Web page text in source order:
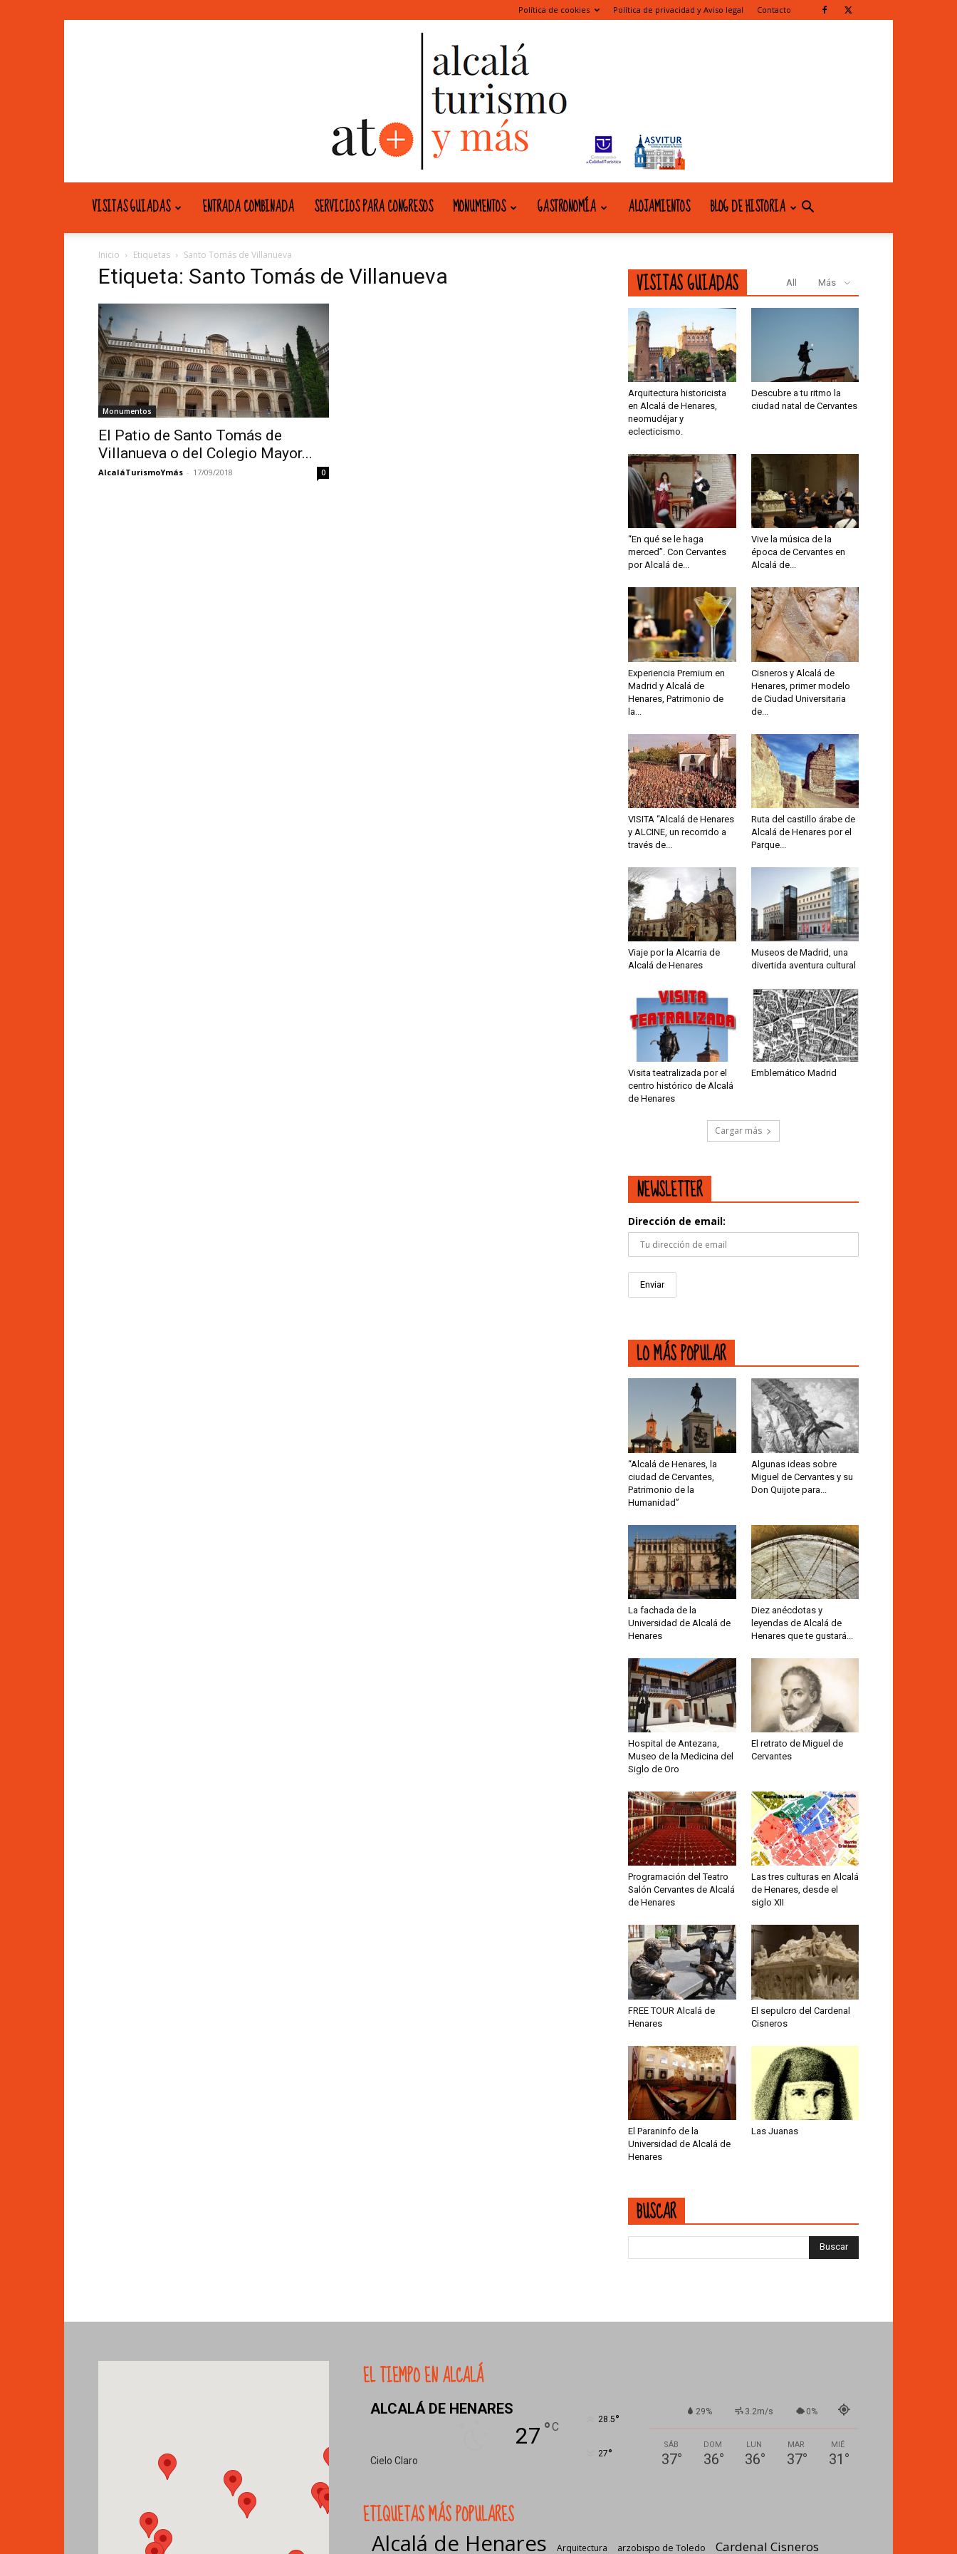
Política de cookies Política de privacidad y Aviso legal Contacto
VISITAS GUIADAS ENTRADA COMBINADA SERVICIOS PARA CONGRESOS MONUMENTOS GASTRONOMÍA ALOJAMIENTOS BLOG DE HISTORIA
Inicio Etiquetas Santo Tomás de Villanueva
Etiqueta: Santo Tomás de Villanueva
Monumentos
El Patio de Santo Tomás de
Villanueva o del Colegio Mayor...
AlcaláTurismoYmás - 17/09/2018 0
VISITAS GUIADAS All Más
Arquitectura historicista
en Alcalá de Henares,
neomudéjar y
eclecticismo.
Descubre a tu ritmo la
ciudad natal de Cervantes
“En qué se le haga
merced”. Con Cervantes
por Alcalá de...
Vive la música de la
época de Cervantes en
Alcalá de...
Experiencia Premium en
Madrid y Alcalá de
Henares, Patrimonio de
la...
Cisneros y Alcalá de
Henares, primer modelo
de Ciudad Universitaria
de...
VISITA “Alcalá de Henares
y ALCINE, un recorrido a
través de...
Ruta del castillo árabe de
Alcalá de Henares por el
Parque...
Viaje por la Alcarria de
Alcalá de Henares
Museos de Madrid, una
divertida aventura cultural
Visita teatralizada por el
centro histórico de Alcalá
de Henares
Emblemático Madrid
Cargar más
NEWSLETTER
Dirección de email:
LO MÁS POPULAR
“Alcalá de Henares, la
ciudad de Cervantes,
Patrimonio de la
Humanidad”
Algunas ideas sobre
Miguel de Cervantes y su
Don Quijote para...
La fachada de la
Universidad de Alcalá de
Henares
Diez anécdotas y
leyendas de Alcalá de
Henares que te gustará...
Hospital de Antezana,
Museo de la Medicina del
Siglo de Oro
El retrato de Miguel de
Cervantes
Programación del Teatro
Salón Cervantes de Alcalá
de Henares
Las tres culturas en Alcalá
de Henares, desde el
siglo XII
FREE TOUR Alcalá de
Henares
El sepulcro del Cardenal
Cisneros
El Paraninfo de la
Universidad de Alcalá de
Henares
Las Juanas
BUSCAR
EL TIEMPO EN ALCALÁ
ALCALÁ DE HENARES
Cielo Claro
27 °C
28.5°
27°
29% 3.2m/s 0%
SÁB
37°
DOM
36°
LUN
36°
MAR
37°
MIÉ
31 °
ETIQUETAS MÁS POPULARES
Alcalá de Henares Arquitectura arzobispo de Toledo Cardenal Cisneros